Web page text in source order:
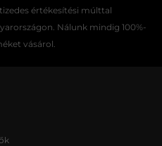
értékesítési múlttal
Nálunk mindig 100%-
vásárol.